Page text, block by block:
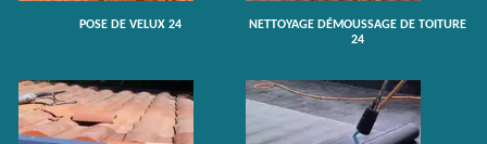
POSE DE VELUX 24
NETTOYAGE DÉMOUSSAGE DE TOITURE
24